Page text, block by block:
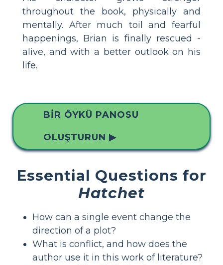
throughout the book, physically and
mentally. After much toil and fearful
happenings, Brian is finally rescued -
alive, and with a better outlook on his
life.
BIR ÖYKÜ PANOSU
OLUŞTURUN ▶
Essential Questions for
Hatchet
How can a single event change the
direction of a plot?
What is conflict, and how does the
author use it in this work of literature?